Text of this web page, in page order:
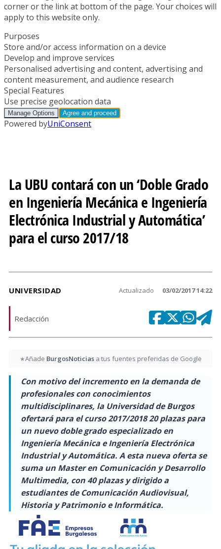
La UBU contará con un ‘Doble Grado
en Ingeniería Mecánica e Ingeniería
Electrónica Industrial y Automática’
para el curso 2017/18
UNIVERSIDAD Actualizado 03/02/2017 14:22
Redacción
★Añade BurgosNoticiasa tus fuentes preferidas de Google
Con motivo del incremento en la demanda de
profesionales con conocimientos
multidisciplinares, la Universidad de Burgos
ofertará para el curso 2017/2018 20 plazas para
un nuevo doble grado especializado en
Ingeniería Mecánica e Ingeniería Electrónica
Industrial y Automática. A esta nueva oferta se
suma un Master en Comunicación y Desarrollo
Multimedia, con 40 plazas y dirigido a
estudiantes de Comunicación Audiovisual,
Historia y Patrimonio e Informática.